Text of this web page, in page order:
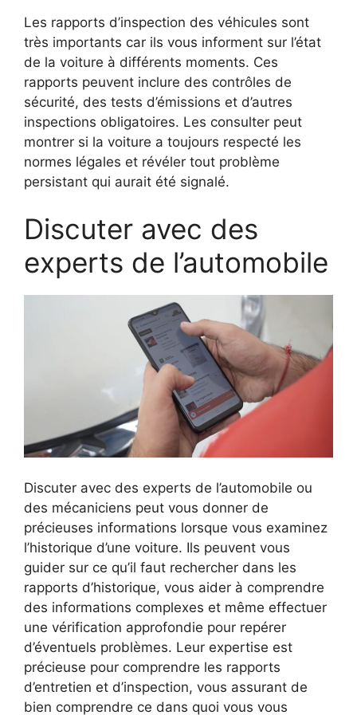
Les rapports d’inspection des véhicules sont
très importants car ils vous informent sur l’état
de la voiture à différents moments. Ces
rapports peuvent inclure des contrôles de
sécurité, des tests d’émissions et d’autres
inspections obligatoires. Les consulter peut
montrer si la voiture a toujours respecté les
normes légales et révéler tout problème
persistant qui aurait été signalé.
Discuter avec des
experts de l’automobile
Discuter avec des experts de l’automobile ou
des mécaniciens peut vous donner de
précieuses informations lorsque vous examinez
l’historique d’une voiture. Ils peuvent vous
guider sur ce qu’il faut rechercher dans les
rapports d’historique, vous aider à comprendre
des informations complexes et même effectuer
une vérification approfondie pour repérer
d’éventuels problèmes. Leur expertise est
précieuse pour comprendre les rapports
d’entretien et d’inspection, vous assurant de
bien comprendre ce dans quoi vous vous